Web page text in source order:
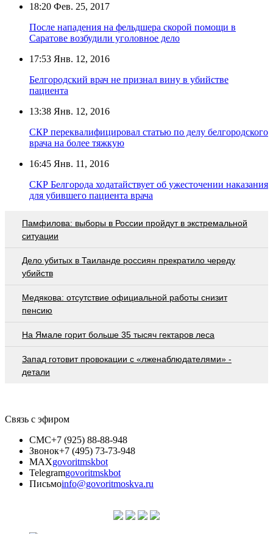
18:20 Фев. 25, 2017
После нападения на фельдшера скорой помощи в
Саратове возбудили уголовное дело
17:53 Янв. 12, 2016
Белгородский врач не признал вину в убийстве
пациента
13:38 Янв. 12, 2016
СКР переквалифицировал статью по делу белгородского
врача на более тяжкую
16:45 Янв. 11, 2016
СКР Белгорода ходатайствует об ужесточении наказания
для убившего пациента врача
Памфилова: выборы в России пройдут в экстремальной
ситуации
Дело убитых в Таиланде россиян прекратило череду
убийств
Медякова: отсутствие официальной работы снизит
пенсию
На Ямале горит больше 35 тысяч гектаров леса
Запад готовит провокации с «лженаблюдателями» -
детали
Связь с эфиром
СМС+7 (925) 88-88-948
Звонок+7 (495) 73-73-948
MAXgovoritmskbot
Telegramgovoritmskbot
Письмоinfo@govoritmoskva.ru